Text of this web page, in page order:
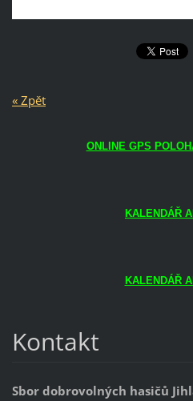
« Zpět
ONLINE GPS
KALENDÁŘ
KALENDÁŘ
Kontakt
Sbor dobrovolných hasičů